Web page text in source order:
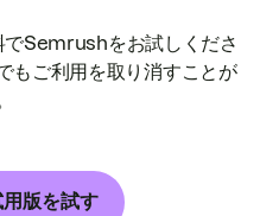
でSemrushをお試しくださ
もご利用を取り消すことが
版を試す